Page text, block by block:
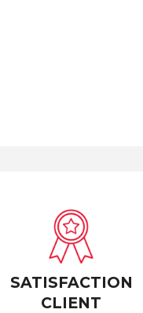
SATISFACTION
CLIENT